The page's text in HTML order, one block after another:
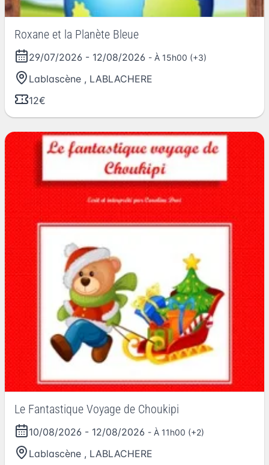
Roxane et la Planète Bleue
29/07/2026 - 12/08/2026 - À 15h00 (+3)
Lablascène , LABLACHERE
12€
Le Fantastique Voyage de Choukipi
10/08/2026 - 12/08/2026 - À 11h00 (+2)
Lablascène , LABLACHERE